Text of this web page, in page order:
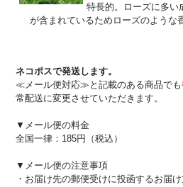
特長的。ローズに多い
が含まれているためローズのような
ネコポスで発送します。
≪メール便対応≫と記載のある商品でも
常配送に変更させていただきます。
▼メール便の料金
全国一律：185円（税込）
▼メール便の注意事項
・お届け先の郵便受けに投函するお届け